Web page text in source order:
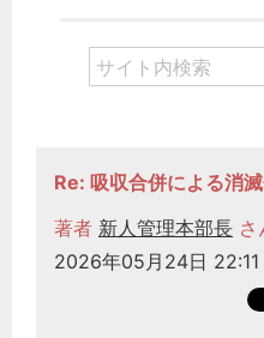
Re: 吸収合併による消
著者 新人管理本部長 さ
2026年05月24日 22:11